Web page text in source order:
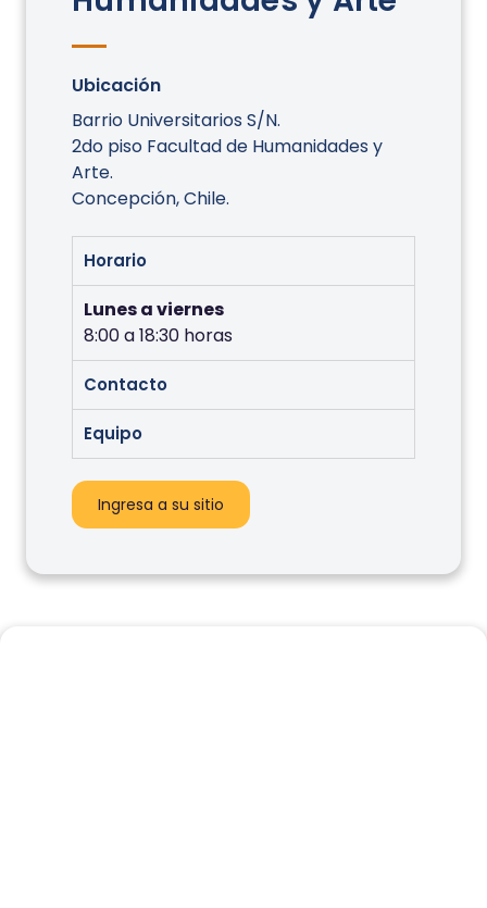
Ubicación
Barrio Universitarios S/N.
2do piso Facultad de Humanidades y
Arte.
Concepción, Chile.
Horario
Lunes a viernes
8:00 a 18:30 horas
Contacto
Equipo
Ingresa a su sitio